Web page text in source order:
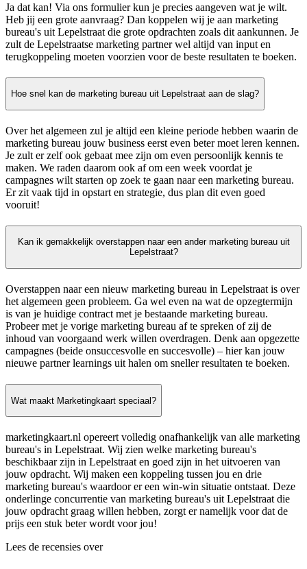
Ja dat kan! Via ons formulier kun je precies aangeven wat je wilt.
Heb jij een grote aanvraag? Dan koppelen wij je aan marketing
bureau's uit Lepelstraat die grote opdrachten zoals dit aankunnen. Je
zult de Lepelstraatse marketing partner wel altijd van input en
terugkoppeling moeten voorzien voor de beste resultaten te boeken.
Hoe snel kan de marketing bureau uit Lepelstraat aan de slag?
Over het algemeen zul je altijd een kleine periode hebben waarin de
marketing bureau jouw business eerst even beter moet leren kennen.
Je zult er zelf ook gebaat mee zijn om even persoonlijk kennis te
maken. We raden daarom ook af om een week voordat je
campagnes wilt starten op zoek te gaan naar een marketing bureau.
Er zit vaak tijd in opstart en strategie, dus plan dit even goed
vooruit!
Kan ik gemakkelijk overstappen naar een ander marketing bureau uit
Lepelstraat?
Overstappen naar een nieuw marketing bureau in Lepelstraat is over
het algemeen geen probleem. Ga wel even na wat de opzegtermijn
is van je huidige contract met je bestaande marketing bureau.
Probeer met je vorige marketing bureau af te spreken of zij de
inhoud van voorgaand werk willen overdragen. Denk aan opgezette
campagnes (beide onsuccesvolle en succesvolle) – hier kan jouw
nieuwe partner learnings uit halen om sneller resultaten te boeken.
Wat maakt Marketingkaart speciaal?
marketingkaart.nl opereert volledig onafhankelijk van alle marketing
bureau's in Lepelstraat. Wij zien welke marketing bureau's
beschikbaar zijn in Lepelstraat en goed zijn in het uitvoeren van
jouw opdracht. Wij maken een koppeling tussen jou en drie
marketing bureau's waardoor er een win-win situatie ontstaat. Deze
onderlinge concurrentie van marketing bureau's uit Lepelstraat die
jouw opdracht graag willen hebben, zorgt er namelijk voor dat de
prijs een stuk beter wordt voor jou!
Lees de recensies over